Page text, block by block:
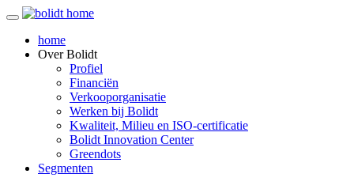
home
OverBolidt
Profiel
Financiën
Verkooporganisatie
Werken bij Bolidt
Kwaliteit, Milieu en ISO-certificatie
Bolidt Innovation Center
Greendots
Segmenten